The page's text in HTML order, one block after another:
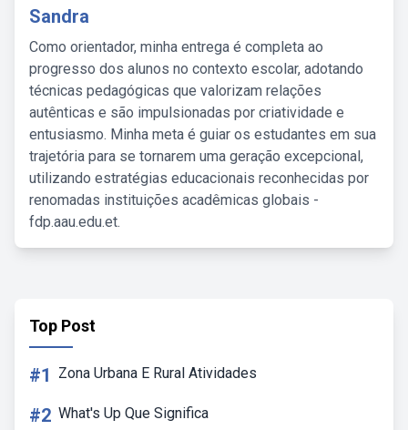
Sandra
Como orientador, minha entrega é completa ao
progresso dos alunos no contexto escolar, adotando
técnicas pedagógicas que valorizam relações
autênticas e são impulsionadas por criatividade e
entusiasmo. Minha meta é guiar os estudantes em sua
trajetória para se tornarem uma geração excepcional,
utilizando estratégias educacionais reconhecidas por
renomadas instituições acadêmicas globais -
fdp.aau.edu.et.
Top Post
#1 Zona Urbana E Rural Atividades
#2 What's Up Que Significa